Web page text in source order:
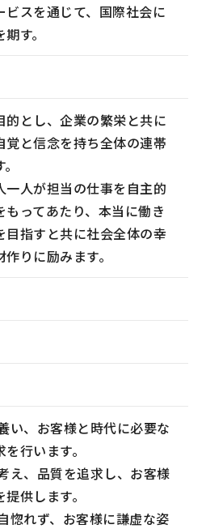
スを通じて、国際社会に
す。
的とし、企業の繁栄と共に
と信念を持ち全体の連帯
一人が担当の仕事を自主的
ってあたり、本当に働き
指すと共に社会全体の幸
りに励みます。
い、お客様と時代に必要な
行います。
え、品質を追求し、お客様
供します。
惚れず、お客様に謙虚な姿